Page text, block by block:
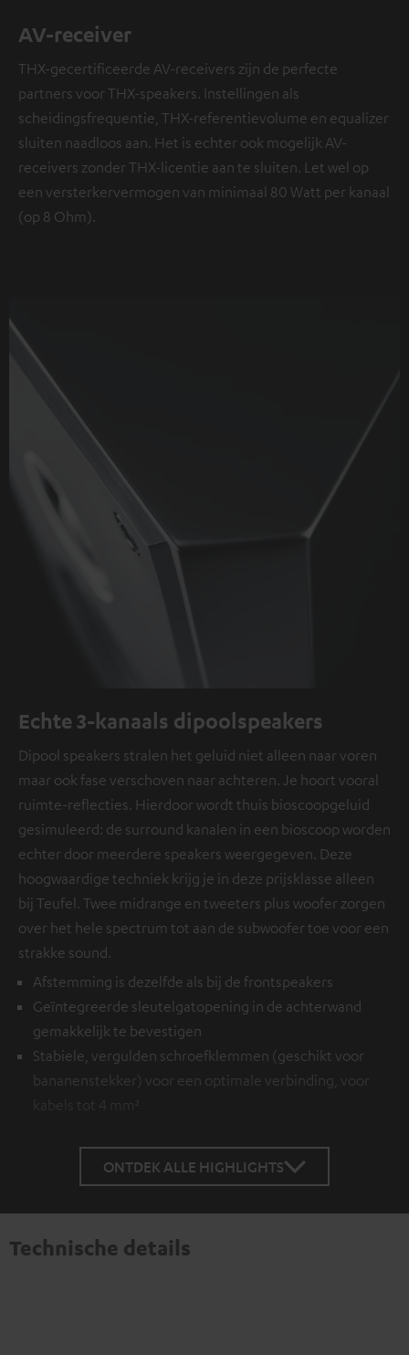
AV-receiver
THX-gecertificeerde AV-receivers zijn de perfecte
partners voor THX-speakers. Instellingen als
scheidingsfrequentie, THX-referentievolume en equalizer
sluiten naadloos aan. Het is echter ook mogelijk AV-
receivers zonder THX-licentie aan te sluiten. Let wel op
een versterkervermogen van minimaal 80 Watt per kanaal
(op 8 Ohm).
Echte 3-kanaals dipoolspeakers
Dipool speakers stralen het geluid niet alleen naar voren
maar ook fase verschoven naar achteren. Je hoort vooral
ruimte-reflecties. Hierdoor wordt thuis bioscoopgeluid
gesimuleerd: de surround kanalen in een bioscoop worden
echter door meerdere speakers weergegeven. Deze
hoogwaardige techniek krijg je in deze prijsklasse alleen
bij Teufel. Twee midrange en tweeters plus woofer zorgen
over het hele spectrum tot aan de subwoofer toe voor een
strakke sound.
Afstemming is dezelfde als bij de frontspeakers
Geïntegreerde sleutelgatopening in de achterwand
gemakkelijk te bevestigen
Stabiele, vergulden schroefklemmen (geschikt voor
bananenstekker) voor een optimale verbinding, voor
ONTDEK ALLE HIGHLIGHTS
Technische details